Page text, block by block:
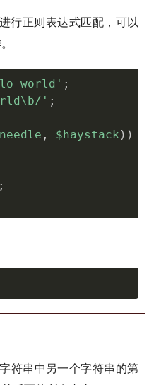
行正则表达式匹配，可以
world' ;
' ;
, $haystack ) )
;
符串中另一个字符串的第